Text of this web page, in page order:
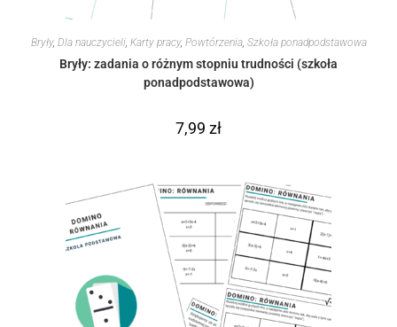
Bryły, Dla nauczycieli, Karty pracy, Powtórzenia, Szkoła ponadpodstawowa
Bryły: zadania o różnym stopniu trudności (szkoła
ponadpodstawowa)
7,99 zł